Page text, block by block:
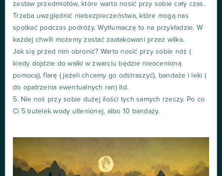
zestaw przedmiotów, które warto nosić przy sobie cały czas.
Trzeba uwzględnić niebezpieczeństwa, które mogą nas
spotkać podczas podróży. Wytłumaczę to na przykładzie. W
każdej chwili możemy zostać zaatakowani przez wilka.
Jak się przed nim obronić? Warto nosić przy sobie nóż (
kiedy dojdzie do walki w zwarciu będzie nieocenioną
pomocą), flarę ( jeżeli chcemy go odstraszyć), bandaże i leki (
do opatrzenia ewentualnych ran) itd.
5. Nie noś przy sobie dużej ilości tych samych rzeczy. Po co
Ci 5 butelek wody utlenionej, albo 10 bandaży.